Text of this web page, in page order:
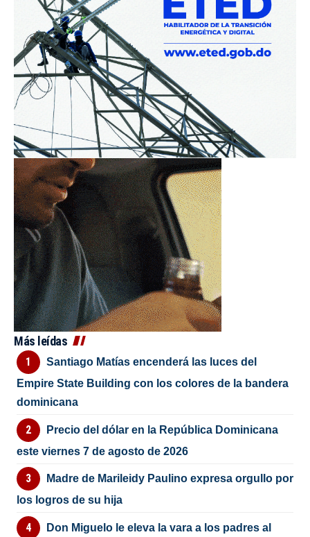
Más leídas
Santiago Matías encenderá las luces del
Empire State Building con los colores de la bandera
dominicana
Precio del dólar en la República Dominicana
este viernes 7 de agosto de 2026
Madre de Marileidy Paulino expresa orgullo por
los logros de su hija
Don Miguelo le eleva la vara a los padres al